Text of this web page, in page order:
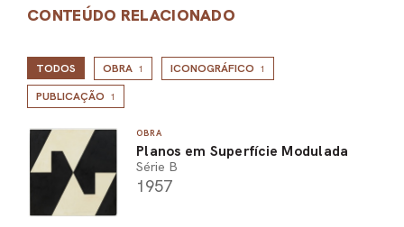
CONTEÚDO RELACIONADO
TODOS OBRA 1 ICONOGRÁFICO 1
PUBLICAÇÃO 1
OBRA
Planos em Superfície Modulada
Série B
1957